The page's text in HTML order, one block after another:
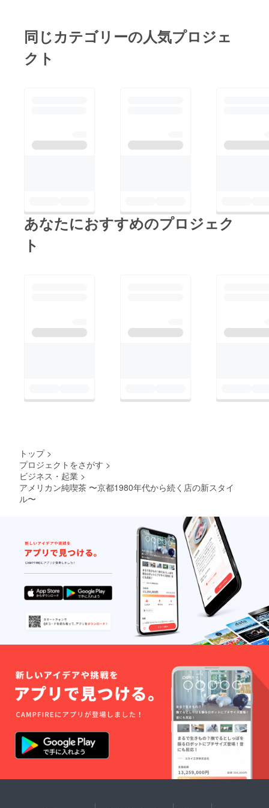
同じカテゴリーの人気プロジェ
クト
あなたにおすすめのプロジェク
ト
トップ >
プロジェクトをさがす >
ビジネス・起業 >
アメリカン純喫茶 〜京都1980年代から続く店の新スタイ
ル〜